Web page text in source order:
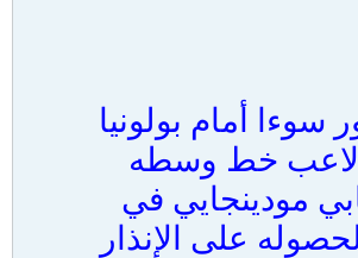
سوءا أمام بولونيا
لاعب خط وسطه
مودينجايي في
الدقيقة 40 لحصوله على الإنذار